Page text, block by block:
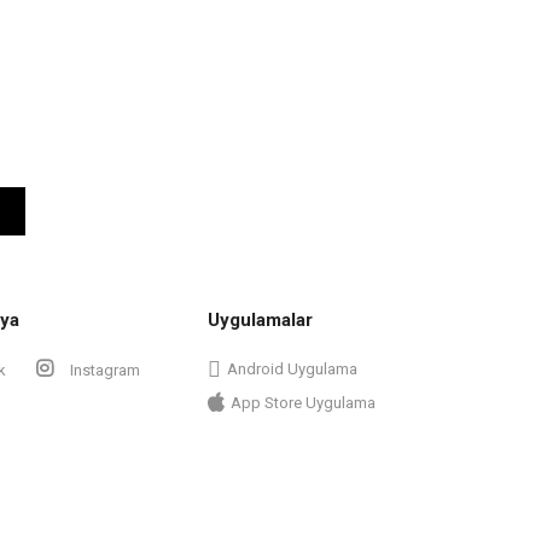
Instagram
Uygulamalar
Android Uygulama
App Store Uygulama